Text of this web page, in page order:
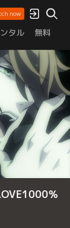
now
タル 無料
％